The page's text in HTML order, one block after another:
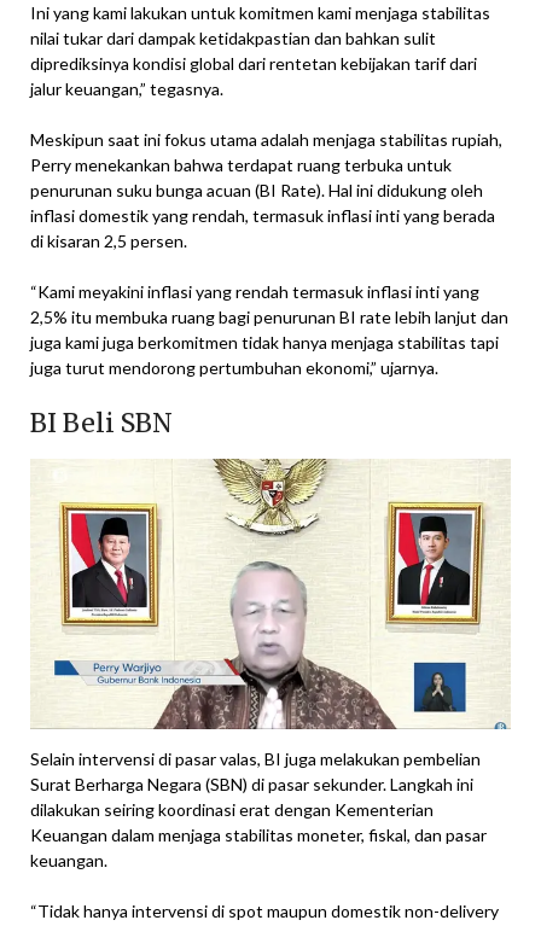
Ini yang kami lakukan untuk komitmen kami menjaga stabilitas
nilai tukar dari dampak ketidakpastian dan bahkan sulit
diprediksinya kondisi global dari rentetan kebijakan tarif dari
jalur keuangan,” tegasnya.
Meskipun saat ini fokus utama adalah menjaga stabilitas rupiah,
Perry menekankan bahwa terdapat ruang terbuka untuk
penurunan suku bunga acuan (BI Rate). Hal ini didukung oleh
inflasi domestik yang rendah, termasuk inflasi inti yang berada
di kisaran 2,5 persen.
“Kami meyakini inflasi yang rendah termasuk inflasi inti yang
2,5% itu membuka ruang bagi penurunan BI rate lebih lanjut dan
juga kami juga berkomitmen tidak hanya menjaga stabilitas tapi
juga turut mendorong pertumbuhan ekonomi,” ujarnya.
BI Beli SBN
Selain intervensi di pasar valas, BI juga melakukan pembelian
Surat Berharga Negara (SBN) di pasar sekunder. Langkah ini
dilakukan seiring koordinasi erat dengan Kementerian
Keuangan dalam menjaga stabilitas moneter, fiskal, dan pasar
keuangan.
“Tidak hanya intervensi di spot maupun domestik non-delivery